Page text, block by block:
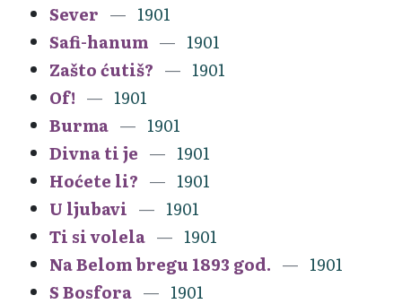
Sever
1901
Safi-hanum
1901
Zašto ćutiš?
1901
Of!
1901
Burma
1901
Divna ti je
1901
Hoćete li?
1901
U ljubavi
1901
Ti si volela
1901
Na Belom bregu 1893 god.
1901
S Bosfora
1901